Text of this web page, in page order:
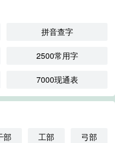
拼音查字
2500常用字
7000现通表
部 工部 弓部